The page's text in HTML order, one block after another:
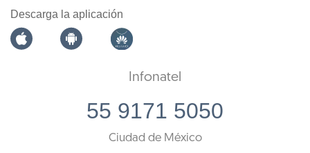
Descarga la aplicación
Infonatel
55 9171 5050
Ciudad de México